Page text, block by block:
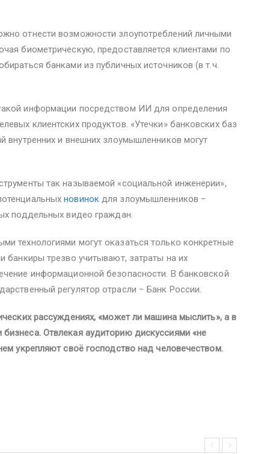
отнести возможности злоупотреблений личными
биометрическую, предоставляется клиентами по
банками из публичных источников (в т.ч.
информации посредством ИИ для определения
клиентских продуктов. «Утечки» банковских баз
внутренних и внешних злоумышленников могут
так называемой «социальной инженерии»,
новинок для злоумышленников −
поддельных видео граждан.
технологиями могут оказаться только конкретные
трезво учитывают, затраты на их
информационной безопасности. В банковской
регулятор отрасли − Банк России.
рассуждениях, «может ли машина мыслить», а в
Отвлекая аудиторию дискуссиями «не
укрепляют своё господство над человечеством.